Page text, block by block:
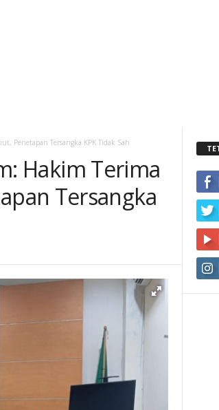
Penetapan Tersangka KPK Tidak Sah
Hakim Terima
Tersangka